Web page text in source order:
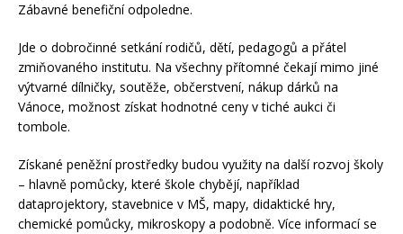
Zábavné benefiční odpoledne.
Jde o dobročinné setkání rodičů, dětí, pedagogů a přátel
zmiňovaného institutu. Na všechny přítomné čekají mimo jiné
výtvarné dílničky, soutěže, občerstvení, nákup dárků na
Vánoce, možnost získat hodnotné ceny v tiché aukci či
tombole.
Získané peněžní prostředky budou využity na další rozvoj školy
– hlavně pomůcky, které škole chybějí, například
dataprojektory, stavebnice v MŠ, mapy, didaktické hry,
chemické pomůcky, mikroskopy a podobně. Více informací se